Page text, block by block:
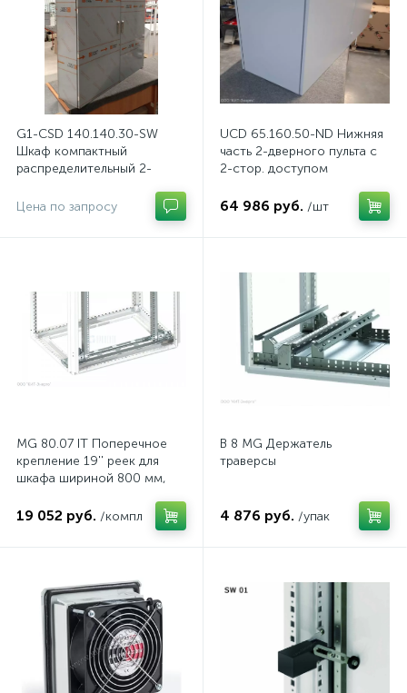
G1-CSD 140.140.30-SW
Шкаф компактный
распределительный 2-
стали, с перемычкой
Цена по запросу
UCD 65.160.50-ND Нижняя
часть 2-дверного пульта с
2-стор. доступом
64 986 руб. /шт
MG 80.07 IT Поперечное
крепление 19'' реек для
шкафа шириной 800 мм,
19 052 руб. /компл
B 8 MG Держатель
траверсы
4 876 руб. /упак